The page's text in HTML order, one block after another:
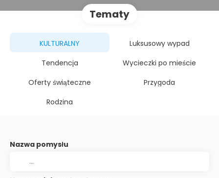
Tematy
KULTURALNY
Luksusowy wypad
Tendencja
Wycieczki po mieście
Oferty świąteczne
Przygoda
Rodzina
Nazwa pomysłu